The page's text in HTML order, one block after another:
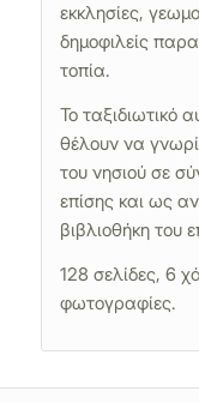
εκκλησίες,
δημοφιλείς
τοπία.
Το ταξιδιωτικό
θέλουν να
του νησιού σε
επίσης και ως
βιβλιοθήκη του
128 σελίδες, 6
φωτογραφίες.